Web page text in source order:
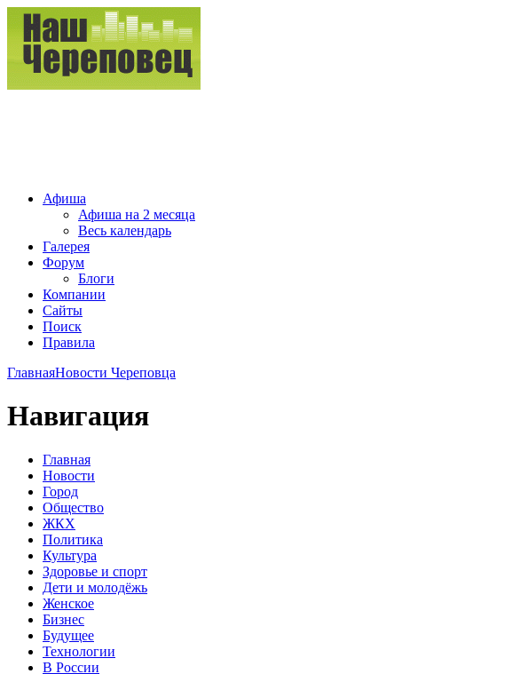
Афиша
Афиша на 2 месяца
Весь календарь
Галерея
Форум
Блоги
Компании
Сайты
Поиск
Правила
ГлавнаяНовости Череповца
Навигация
Главная
Новости
Город
Общество
ЖКХ
Политика
Культура
Здоровье и спорт
Дети и молодёжь
Женское
Бизнес
Будущее
Технологии
В России